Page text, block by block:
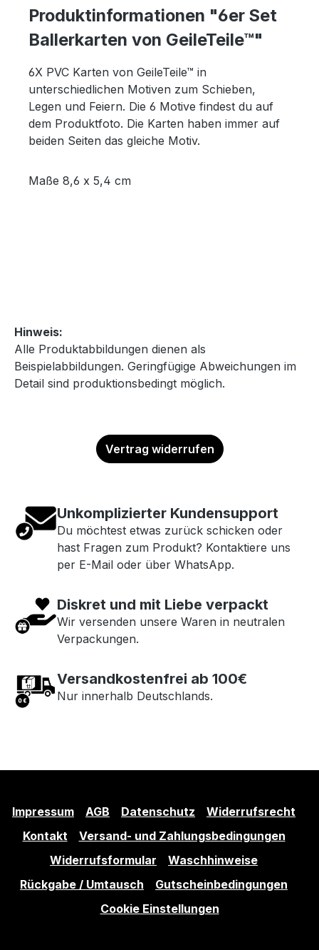
Hinweis:
Alle Produktabbildungen dienen als
Beispielabbildungen. Geringfügige Abweichungen im
Detail sind produktionsbedingt möglich.
Produktinformationen "6er Set
Ballerkarten von GeileTeile™"
6X PVC Karten von GeileTeile™ in
unterschiedlichen Motiven zum Schieben,
Legen und Feiern. Die 6 Motive findest du auf
dem Produktfoto. Die Karten haben immer auf
beiden Seiten das gleiche Motiv.
Maße 8,6 x 5,4 cm
Vertrag widerrufen
Unkomplizierter Kundensupport
Du möchtest etwas zurück schicken oder
hast Fragen zum Produkt? Kontaktiere uns
per E-Mail oder über WhatsApp.
Diskret und mit Liebe verpackt
Wir versenden unsere Waren in neutralen
Verpackungen.
Versandkostenfrei ab 100€
Nur innerhalb Deutschlands.
Impressum AGB Datenschutz
Widerrufsrecht
Kontakt
Versand- und Zahlungsbedingungen
Widerrufsformular
Waschhinweise
Rückgabe / Umtausch
Gutscheinbedingungen
Cookie Einstellungen